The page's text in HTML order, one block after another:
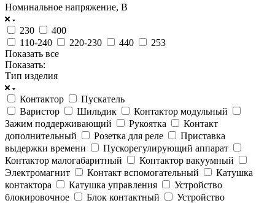
Номинальное напряжение, В
230
400
110-240
220-230 440
253
Показать все
Показать:
Тип изделия
Контактор
Пускатель
Варистор
Шильдик
Контактор модульный
Зажим поддерживающий
Рукоятка
Контакт
дополнительный
Розетка для реле
Приставка
выдержки времени
Пускорегулирующий аппарат
Контактор малогабаритный
Контактор вакуумный
Электромагнит
Контакт вспомогательный
Катушка
контактора
Катушка управления
Устройство
блокировочное
Блок контактный
Устройство